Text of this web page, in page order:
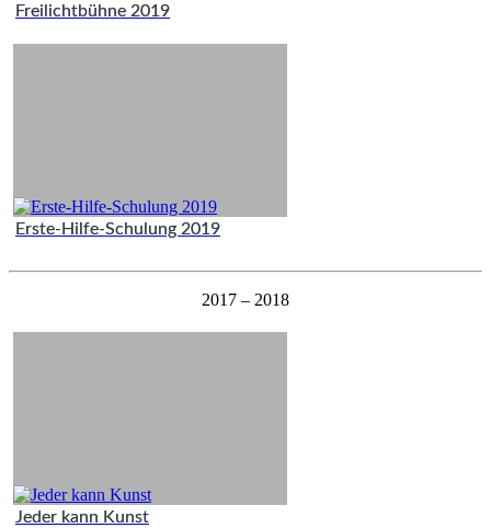
Freilichtbühne 2019
Erste-Hilfe-Schulung 2019
2017 – 2018
Jeder kann Kunst